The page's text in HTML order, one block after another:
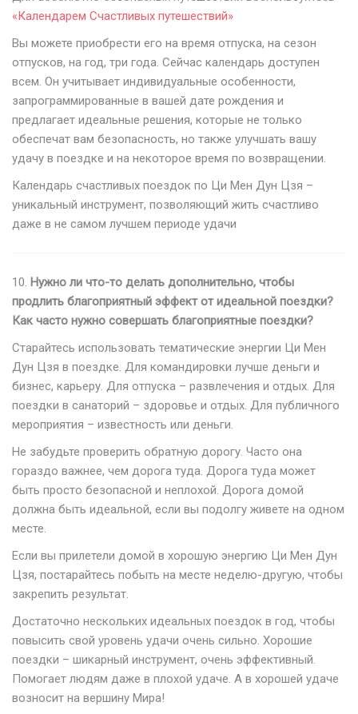
«Календарем Счастливых путешествий»
Вы можете приобрести его на время отпуска, на сезон
отпусков, на год, три года. Сейчас календарь доступен
всем. Он учитывает индивидуальные особенности,
запрограммированные в вашей дате рождения и
предлагает идеальные решения, которые не только
обеспечат вам безопасность, но также улучшать вашу
удачу в поездке и на некоторое время по возвращении.
Календарь счастливых поездок по Ци Мен Дун Цзя –
уникальный инструмент, позволяющий жить счастливо
даже в не самом лучшем периоде удачи
10. Нужно ли что-то делать дополнительно, чтобы
продлить благоприятный эффект от идеальной поездки?
Как часто нужно совершать благоприятные поездки?
Старайтесь использовать тематические энергии Ци Мен
Дун Цзя в поездке. Для командировки лучше деньги и
бизнес, карьеру. Для отпуска – развлечения и отдых. Для
поездки в санаторий – здоровье и отдых. Для публичного
мероприятия – известность или деньги.
Не забудьте проверить обратную дорогу. Часто она
гораздо важнее, чем дорога туда. Дорога туда может
быть просто безопасной и неплохой. Дорога домой
должна быть идеальной, если вы подолгу живете на одном
месте.
Если вы прилетели домой в хорошую энергию Ци Мен Дун
Цзя, постарайтесь побыть на месте неделю-другую, чтобы
закрепить результат.
Достаточно нескольких идеальных поездок в год, чтобы
повысить свой уровень удачи очень сильно. Хорошие
поездки – шикарный инструмент, очень эффективный.
Помогает людям даже в плохой удаче. А в хорошей удаче
возносит на вершину Мира!